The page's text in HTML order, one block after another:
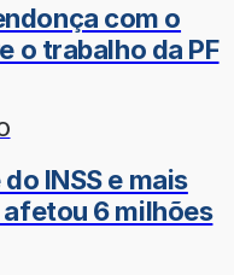
com o
o trabalho da PF
INSS e mais
6 milhões